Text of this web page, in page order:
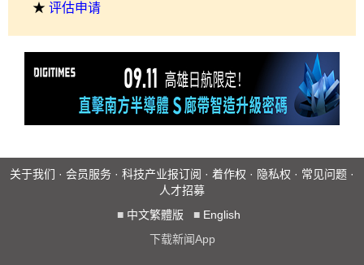
★ 评估申请
关于我们 · 会员服务 · 科技产业报订阅 · 着作权 · 隐私权 · 常见问题 ·
人才招募
■ 中文繁體版 ■ English
下载新闻App